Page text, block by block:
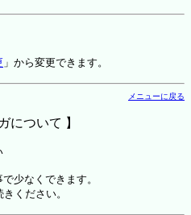
」から変更できます。
メニューに戻る
について 】
少なくできます。
ください。